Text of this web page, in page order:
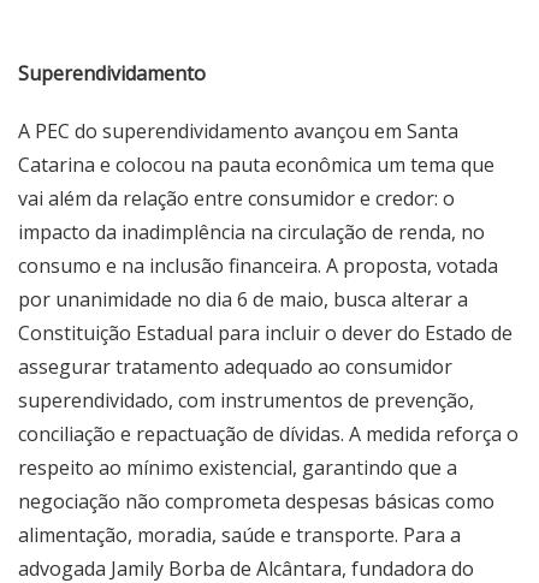
Superendividamento
A PEC do superendividamento avançou em Santa
Catarina e colocou na pauta econômica um tema que
vai além da relação entre consumidor e credor: o
impacto da inadimplência na circulação de renda, no
consumo e na inclusão financeira. A proposta, votada
por unanimidade no dia 6 de maio, busca alterar a
Constituição Estadual para incluir o dever do Estado de
assegurar tratamento adequado ao consumidor
superendividado, com instrumentos de prevenção,
conciliação e repactuação de dívidas. A medida reforça o
respeito ao mínimo existencial, garantindo que a
negociação não comprometa despesas básicas como
alimentação, moradia, saúde e transporte. Para a
advogada Jamily Borba de Alcântara, fundadora do